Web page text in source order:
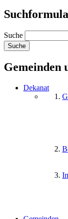
Suche
Gemeinden
Dekanat